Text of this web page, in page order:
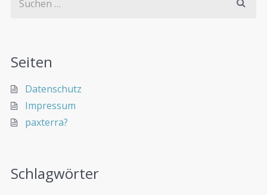
Seiten
Datenschutz
Impressum
paxterra?
Schlagwörter